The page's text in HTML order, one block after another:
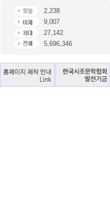
2,238
9,007
27,142
5,696,346